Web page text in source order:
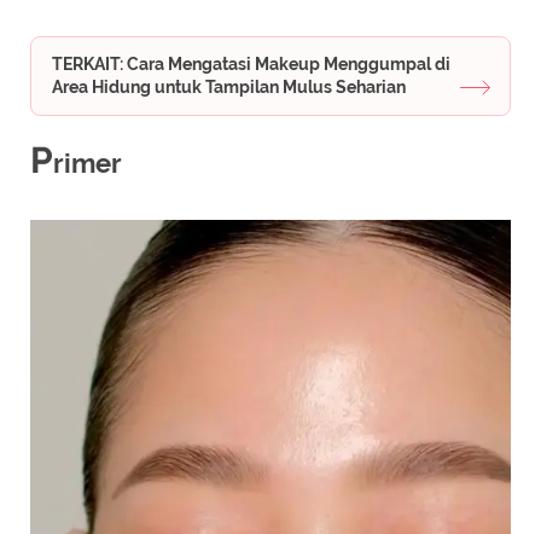
TERKAIT: Cara Mengatasi Makeup Menggumpal di
Area Hidung untuk Tampilan Mulus Seharian
Primer